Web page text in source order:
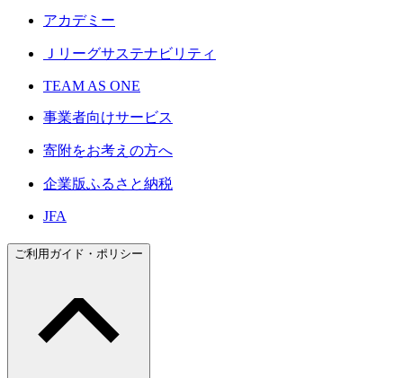
アカデミー
Ｊリーグサステナビリティ
TEAM AS ONE
事業者向けサービス
寄附をお考えの方へ
企業版ふるさと納税
JFA
ご利用ガイド・ポリシー